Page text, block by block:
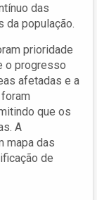
das
da população.
prioridade
o progresso
afetadas e a
que os
A
mapa das
de